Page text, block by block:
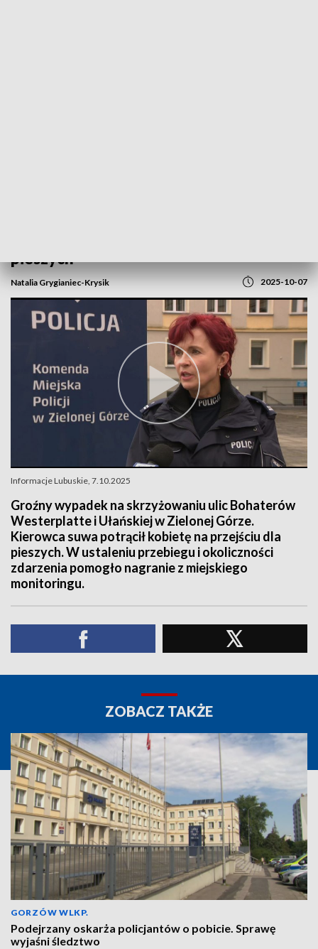
pieszych
Natalia Grygianiec-Krysik 2025-10-07
Informacje Lubuskie, 7.10.2025
Groźny wypadek na skrzyżowaniu ulic Bohaterów
Westerplatte i Ułańskiej w Zielonej Górze.
Kierowca suwa potrącił kobietę na przejściu dla
pieszych. W ustaleniu przebiegu i okoliczności
zdarzenia pomogło nagranie z miejskiego
monitoringu.
ZOBACZ TAKŻE
GORZÓW WLKP.
Podejrzany oskarża policjantów o pobicie. Sprawę
wyjaśni śledztwo